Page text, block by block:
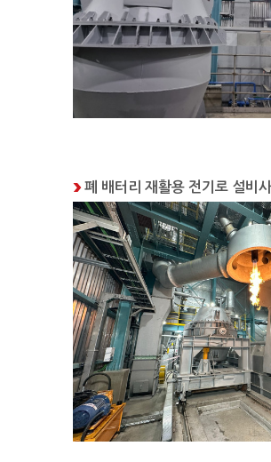
폐 배터리 재활용 전기로 설비